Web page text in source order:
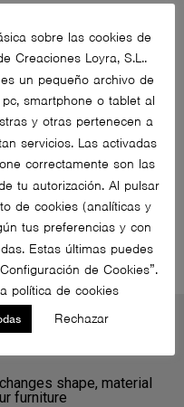
(20 colours)
/ oak, walnut,
shape, material
furniture
sobre las cookies de
Creaciones Loyra, S.L..
un pequeño archivo de
smartphone o tablet al
y otras pertenecen a
servicios. Las activadas
correctamente son las
tu autorización. Al pulsar
de cookies (analíticas y
tus preferencias y con
Estas últimas puedes
de Cookies”.
política de cookies
Rechazar